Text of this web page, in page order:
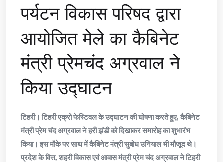
पर्यटन विकास परिषद द्वारा
आयोजित मेले का कैबिनेट
मंत्री प्रेमचंद अग्रवाल ने
किया उद्घाटन
टिहरी। टिहरी एक्रो फेस्टिवल के उद्घाटन की घोषणा करते हुए, कैबिनेट
मंत्री प्रेम चंद अग्रवाल ने हरी झंडी को दिखाकर समारोह का शुभारंभ
किया। इस मौके पर साथ में कैबिनेट मंत्री सुबोध उनियाल भी मौजूद थे।
प्रदेश के वित्त, शहरी विकास एवं आवास मंत्री प्रेम चंद अग्रवाल ने टिहरी